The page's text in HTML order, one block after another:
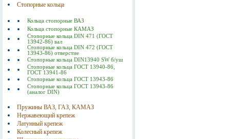
Стопорные кольца
Кольца стопорные ВАЗ
Кольца стопорные КАМАЗ
Стопорные кольца DIN 471 (ГОСТ
13942-86) вал
Стопорные кольца DIN 472 (ГОСТ
13943-86) отверстие
Стопорные кольца DIN13940 SW б/уш
Стопорные кольца ГОСТ 13940-86,
ГОСТ 13941-86
Стопорные кольца ГОСТ 13943-86
Стопорные кольца ГОСТ 13943-86
(аналог DIN)
Пружины ВАЗ, ГАЗ, КАМАЗ
Нержавеющий крепеж
Латунный крепеж
Колесный крепеж